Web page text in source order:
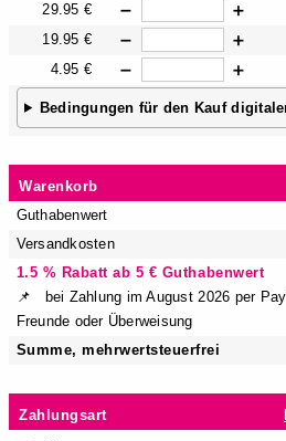
29.95 €
➖
➕
19.95 €
➖
➕
4.95 €
➖ ➕
Bedingungen für den Kauf
Warenkorb
Guthabenwert
Versandkosten
1.5 % Rabatt ab 5 € Guthabenwert
📌 bei Zahlung im August 2026 per
Freunde oder Überweisung
Summe, mehrwertsteuerfrei
Zahlungsart